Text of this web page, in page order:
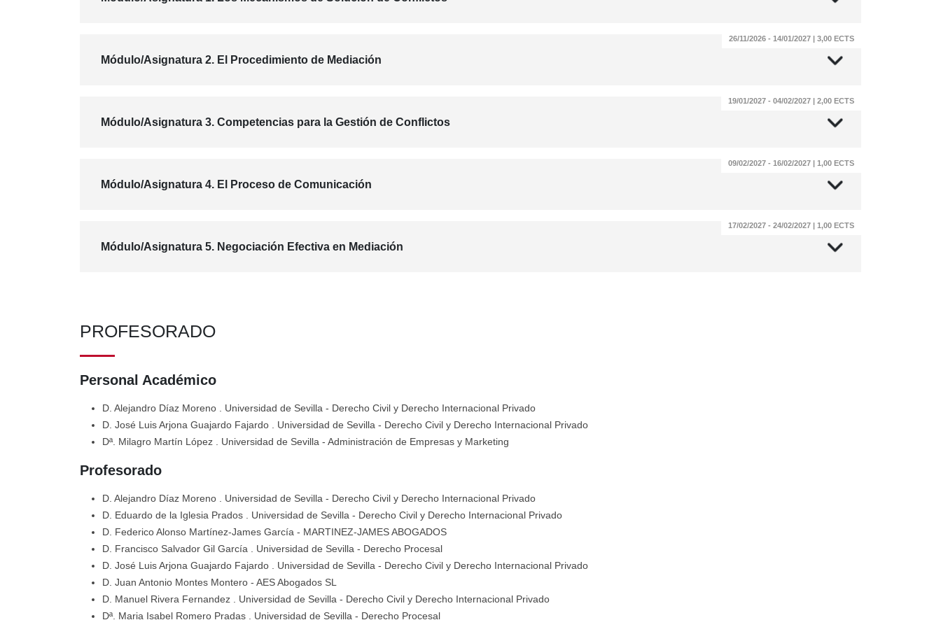
Módulo/Asignatura 2. El Procedimiento de Mediación
26/11/2026 - 14/01/2027 | 3,00 ECTS
Módulo/Asignatura 3. Competencias para la Gestión de Conflictos
19/01/2027 - 04/02/2027 | 2,00 ECTS
Módulo/Asignatura 4. El Proceso de Comunicación
09/02/2027 - 16/02/2027 | 1,00 ECTS
Módulo/Asignatura 5. Negociación Efectiva en Mediación
17/02/2027 - 24/02/2027 | 1,00 ECTS
PROFESORADO
Personal Académico
D. Alejandro Díaz Moreno . Universidad de Sevilla - Derecho Civil y Derecho Internacional Privado
D. José Luis Arjona Guajardo Fajardo
. Universidad de Sevilla - Derecho Civil y Derecho Internacional Privado
Dª. Milagro Martín López
. Universidad de Sevilla - Administración de Empresas y Marketing
Profesorado
D. Alejandro Díaz Moreno . Universidad de Sevilla - Derecho Civil y Derecho Internacional Privado
D. Eduardo de la Iglesia Prados
. Universidad de Sevilla - Derecho Civil y Derecho Internacional Privado
D. Federico Alonso Martínez-James García - MARTINEZ-JAMES ABOGADOS
D. Francisco Salvador Gil García
. Universidad de Sevilla - Derecho Procesal
D. José Luis Arjona Guajardo Fajardo
. Universidad de Sevilla - Derecho Civil y Derecho Internacional Privado
D. Juan Antonio Montes Montero - AES Abogados SL
D. Manuel Rivera Fernandez
. Universidad de Sevilla - Derecho Civil y Derecho Internacional Privado
Dª. Maria Isabel Romero Pradas
. Universidad de Sevilla - Derecho Procesal